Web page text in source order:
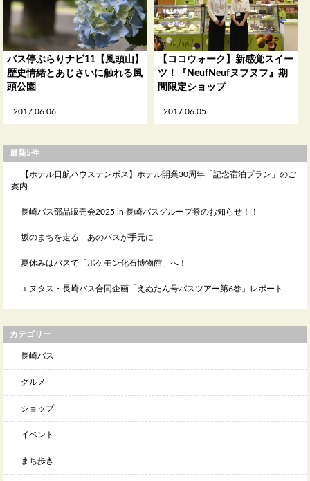
2017.06.06
バス停ぶらりナビ11【風頭山】
歴史情緒とあじさいに触れる風
頭公園
2017.06.05
【ココウォーク】新感覚スイー
ツ！『NeufNeufヌフヌフ』期
間限定ショップ
最新5件
【ホテル日航ハウステンボス】ホテル開業30周年「記念宿泊プラン」のご
案内
長崎バス部品販売会2025 in 長崎バスグループ祭のお知らせ！！
坂のまちを走る あのバスが手元に
夏休みはバスで「ポケモン化石博物館」へ！
エヌタス・長崎バス合同企画「えぬたん号バスツアー第6巻」レポート
カテゴリー
長崎バス
グルメ
ショップ
イベント
まち歩き